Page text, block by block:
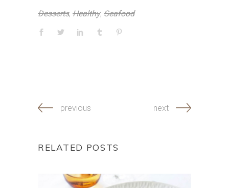
Desserts, Healthy, Seafood
previous next
RELATED POSTS